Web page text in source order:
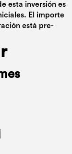
esta inversión es
El importe
está pre-